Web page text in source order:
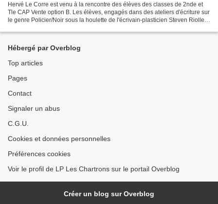
Hervé Le Corre est venu à la rencontre des élèves des classes de 2nde et
Tle CAP Vente option B. Les élèves, engagés dans des ateliers d'écriture sur
le genre Policier/Noir sous la houlette de l'écrivain-plasticien Steven Riollet
Hébergé par Overblog
Top articles
Pages
Contact
Signaler un abus
C.G.U.
Cookies et données personnelles
Préférences cookies
Voir le profil de LP Les Chartrons sur le portail Overblog
Créer un blog sur Overblog